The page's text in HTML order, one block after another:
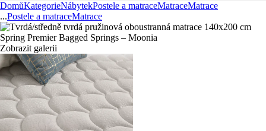
DomůKategorieNábytekPostele a matraceMatraceMatrace
...Postele a matraceMatrace
Zobrazit galerii